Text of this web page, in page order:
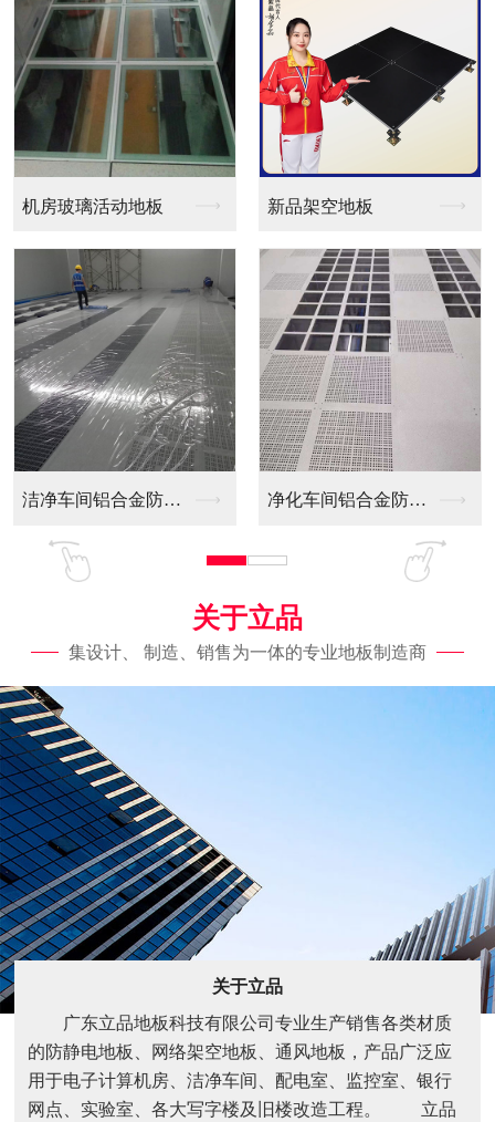
新品架空地板
净化车间铝合金防静电... 全铝防静电地板
关于立品
集设计、 制造、销售为一体的专业地板制造商
关于立品
广东立品地板科技有限公司专业生产销售各类材质
的防静电地板、网络架空地板、通风地板，产品广泛应
用于电子计算机房、洁净车间、配电室、监控室、银行
网点、实验室、各大写字楼及旧楼改造工程。 立品